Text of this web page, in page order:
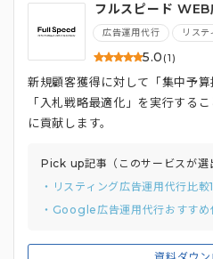
フルスピード WEB
広告運用代行 リス
5.0 (1)
新規顧客獲得に対して「集中予算
「入札戦略最適化」を実行する
に貢献します。
Pick up記事（このサービスが選